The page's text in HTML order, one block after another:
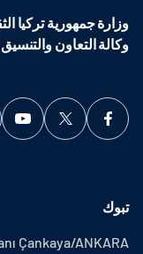
وزارة جمهورية تركيا
وكالة التعاون والتنسيق
تبوك
Çankaya/ANKARA